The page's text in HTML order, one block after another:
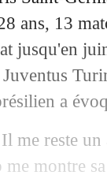
ans, 13
jusqu'en
a
me reste
montre
le départ ?
d'Ekitike
n'y croyait
Zubimendi